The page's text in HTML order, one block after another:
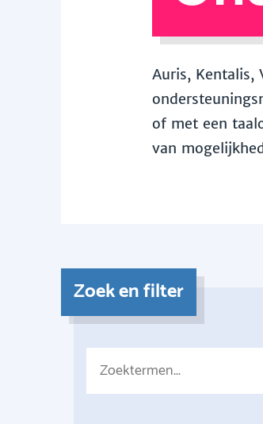
Auris, Kentalis,
of met een
van
Zoek en filter